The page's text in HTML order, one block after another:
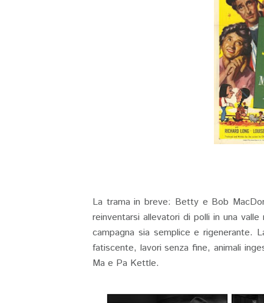
La trama in breve: Betty e Bob
reinventarsi allevatori di polli in una
campagna sia semplice e rigenerante.
fatiscente, lavori senza fine, animali
Ma e Pa Kettle.